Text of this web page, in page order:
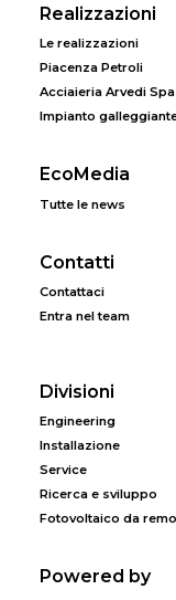
Realizzazioni
Le realizzazioni
Piacenza Petroli
Acciaieria Arvedi Spa
Impianto
EcoMedia
Tutte le news
Contatti
Contattaci
Entra nel team
Divisioni
Engineering
Installazione
Service
Ricerca e sviluppo
Fotovoltaico da
Powered by